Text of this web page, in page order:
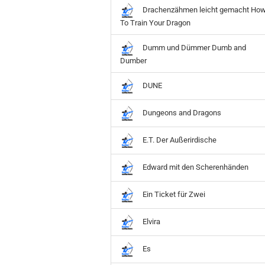
Drachenzähmen leicht gemacht
To Train Your Dragon
Dumm und Dümmer Dumb and
Dumber
DUNE
Dungeons and Dragons
E.T. Der Außerirdische
Edward mit den Scherenhänden
Ein Ticket für Zwei
Elvira
Es